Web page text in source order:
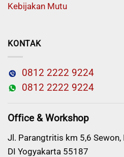
Kebijakan Mutu
KONTAK
0812 2222 9224
0812 2222 9224
Office & Workshop
Jl. Parangtritis km 5,6 Sewon,
DI Yogyakarta 55187